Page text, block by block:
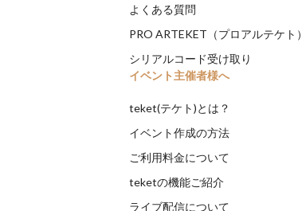
よくある質問
PRO ARTEKET（プロアルテケト）
シリアルコード受け取り
イベント主催者様へ
teket(テケト)とは？
イベント作成の方法
ご利用料金について
teketの機能ご紹介
ライブ配信について